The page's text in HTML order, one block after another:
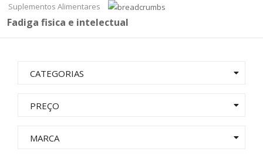
Suplementos Alimentares
Fadiga fisica e intelectual
CATEGORIAS
PREÇO
MARCA